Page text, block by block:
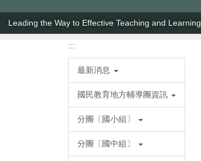
Leading the Way to Effective Teaching and Learning
:::
最新消息
國民教育地方輔導團資訊
分團〔國小組〕
分團〔國中組〕